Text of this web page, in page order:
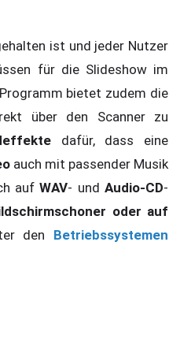
ist und jeder Nutzer
für die Slideshow im
bietet zudem die
über den Scanner zu
dafür, dass eine
auch mit passender Musik
aufWAV- und Audio-CD-
oder auf
den Betriebssystemen